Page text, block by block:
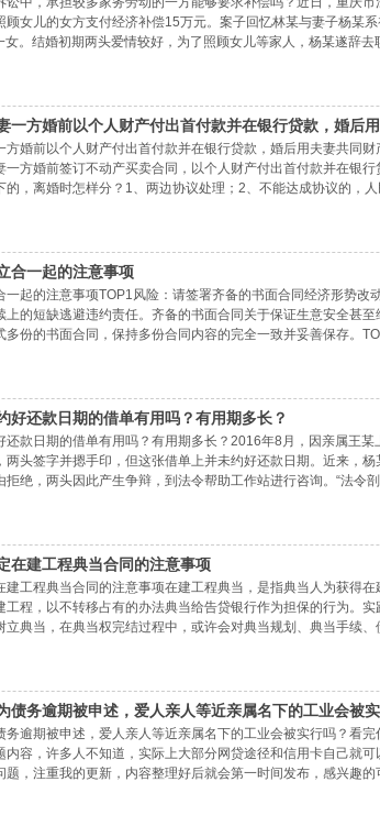
顾女儿的女方支付经济补偿15万元。案子回忆林某与妻子杨某
。结婚初期两头爱情较好，为了照顾女儿等家人，杨某遂辞
一方婚前以个人财产付出首付款并在银行贷款，婚后
离婚时怎样分？
方婚前以个人财产付出首付款并在银行贷款，婚后用夫妻共同
一方婚前签订不动产买卖合同，以个人财产付出首付款并在银
的，离婚时怎样分？1、两边协议处理；2、不能达成协议的，
合一起的注意事项
一起的注意事项TOP1风险：请签署齐备的书面合同经济形势改
上的短缺逃避违约责任。齐备的书面合同关于保证生意安全甚
多份的书面合同，保持多份合同内容的完全一致并妥善保存。
好还款日期的借单有用吗？有用期多长？
还款日期的借单有用吗？有用期多长？2016年8月，因亲属王
两头签字并摁手印，但这张借单上并未约好还款日期。近来，
拒绝，两头因此产生争辩，到法令帮助工作站进行咨询。“法令
在建工程典当合同的注意事项
建工程典当合同的注意事项在建工程典当，是指典当人为获得
工程，以不转移占有的办法典当给告贷银行作为担保的行为。
立典当，在典当权完结过程中，或许会对典当规划、典当手续
债务逾期被申述，爱人亲人等近亲属名下的工业会被
务逾期被申述，爱人亲人等近亲属名下的工业会被实行吗？看
内容，许多人不知道，实际上大部分网贷途径和信用卡自己就可
题，注重我的更新，内容整理好后就会第一时间发布，感兴趣